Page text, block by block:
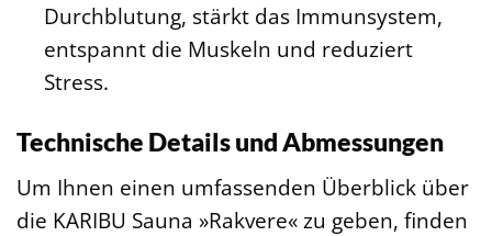
Durchblutung, stärkt das Immunsystem,
entspannt die Muskeln und reduziert
Stress.
Technische Details und Abmessungen
Um Ihnen einen umfassenden Überblick über
die KARIBU Sauna »Rakvere« zu geben, finden